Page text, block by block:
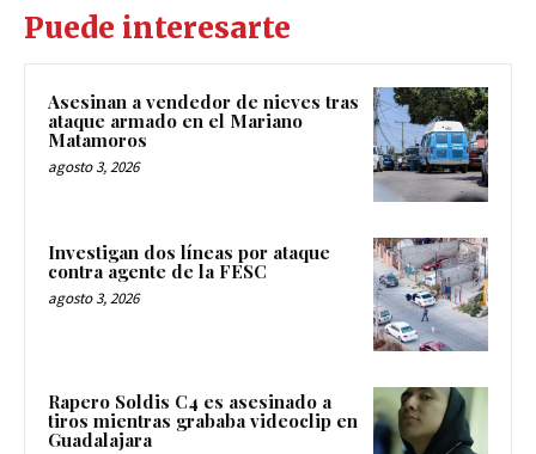
Puede interesarte
Asesinan a vendedor de nieves tras
ataque armado en el Mariano
Matamoros
agosto 3, 2026
Investigan dos líneas por ataque
contra agente de la FESC
agosto 3, 2026
Rapero Soldis C4 es asesinado a
tiros mientras grababa videoclip en
Guadalajara